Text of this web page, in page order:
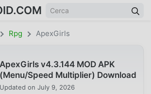
Rpg ApexGirls
ApexGirls v4.3.144 MOD APK
(Menu/Speed Multiplier) Download
Updated on July 9, 2026